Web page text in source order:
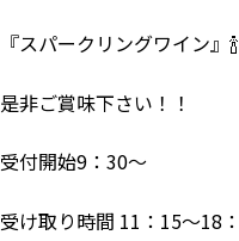
『スパークリングワイン』
是非ご賞味下さい！！
受付開始9：30～
受け取り時間 11：15～18